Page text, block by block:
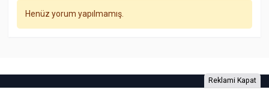
Henüz yorum yapılmamış.
Reklami Kapat